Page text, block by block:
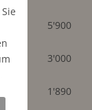
5'900
3'000
1'890